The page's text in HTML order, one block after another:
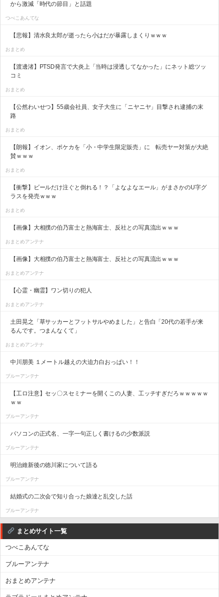
から激減「時代の節目」と話題
つべこあんてな
【悲報】清水良太郎が逝ったら小はだが暴露しまくりｗｗｗ
おまとめ
【渡邊渚】PTSD発言で大炎上「当時は浸透してなかった」にネット総ツッ
コミ
おまとめ
【公然わいせつ】55歳会社員、女子大生に「ニヤニヤ」目撃され逮捕の末
路
おまとめ
【朗報】イオン、ポケカを「小・中学生限定販売」に 転売ヤー対策が大絶
賛ｗｗｗ
おまとめ
【衝撃】ビールだけ注ぐと倒れる！？「よなよなエール」がまさかのU字グ
ラスを発売ｗｗｗ
おまとめ
【画像】大相撲の伯乃富士と熱海富士、反社との写真流出ｗｗｗ
おまとめアンテナ
【画像】大相撲の伯乃富士と熱海富士、反社との写真流出ｗｗｗ
おまとめアンテナ
【心霊・幽霊】ワン切りの犯人
おまとめアンテナ
土田晃之「草サッカーとフットサルやめました」と告白「20代の若手が来
るんです。つまんなくて」
おまとめアンテナ
中川朋美 １メートル越えの大迫力白おっぱい！！
ブルーアンテナ
【工ロ注意】セッ〇スセミナーを開くこの人妻、工ッチすぎだろｗｗｗｗｗ
ｗｗ
ブルーアンテナ
パソコンの正式名、一字一句正しく書けるの少数派説
ブルーアンテナ
明治維新後の徳川家について語る
ブルーアンテナ
結婚式の二次会で知り合った娘達と乱交した話
ブルーアンテナ
まとめサイト一覧
つべこあんてな
ブルーアンテナ
おまとめアンテナ